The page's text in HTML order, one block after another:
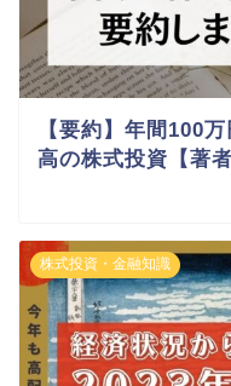
【要約】年間100
高の株式投資【著
株式投資・金融知識